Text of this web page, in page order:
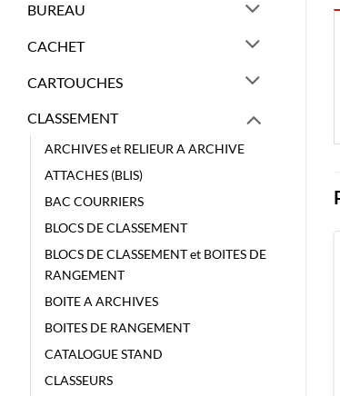
BUREAU
CACHET
CARTOUCHES
CLASSEMENT
ARCHIVES et RELIEUR A ARCHIVE
ATTACHES (BLIS)
BAC COURRIERS
BLOCS DE CLASSEMENT
BLOCS DE CLASSEMENT et BOITES DE
RANGEMENT
BOITE A ARCHIVES
BOITES DE RANGEMENT
CATALOGUE STAND
CLASSEURS